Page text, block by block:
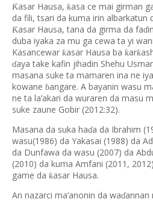
Ƙasar Hausa, ƙasa ce mai girman
da fili, tsari da kuma irin albarkatun
Ƙasar Hausa, tana da girma da faɗ
duba iyaka za mu ga cewa ta yi
Kasancewar ƙasar Hausa ba ƙarƙ
ɗaya take kafin jihadin Shehu
masana suke ta mamaren ina ne
kowane ɓangare. A bayanin wasu
ne ta la’akari da wuraren da masu
suke zaune Gobir (2012:32).
Masana da suka haɗa da Ibrahim
wasu(1986) da Yakasai (1988) da
da Dunfawa da wasu (2007) da
(2010) da kuma Amfani (2011,
game da ƙasar Hausa.
An nazarci ma’anonin da waɗannan